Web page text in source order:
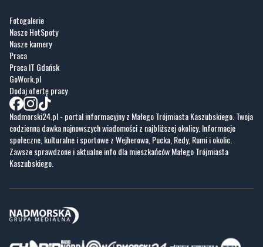
Fotogalerie
Nasze HotSpoty
Nasze kamery
Praca
Praca IT Gdańsk
GoWork.pl
Dodaj ofertę pracy
Nadmorski24.pl - portal informacyjny z Małego Trójmiasta Kaszubskiego. Twoja
codzienna dawka najnowszych wiadomości z najbliższej okolicy. Informacje
społeczne, kulturalne i sportowe z Wejherowa, Pucka, Redy, Rumi i okolic.
Zawsze sprawdzone i aktualne info dla mieszkańców Małego Trójmiasta
Kaszubskiego.